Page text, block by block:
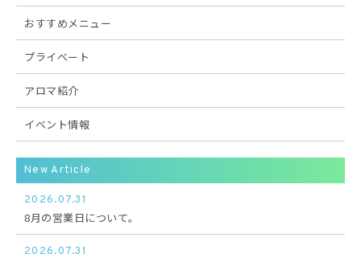
おすすめメニュー
プライベート
アロマ紹介
イベント情報
New Article
2026.07.31
8月の営業日について。
2026.07.31